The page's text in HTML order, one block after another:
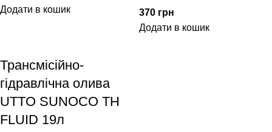
Додати в кошик
370 грн
Додати в кошик
Трансмісійно-
гідравлічна олива
UTTO SUNOCO TH
FLUID 19л